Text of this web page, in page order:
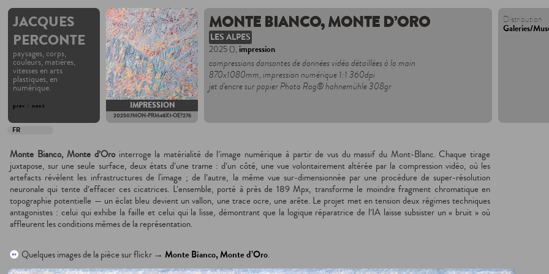
JACQUES
PERCONTE
paysages, corps,
couleurs, matières,
vitesses en arts
plastiques, en
numérique.
prev next IMPRESSION
202507MON-PRM48X1-OE?276
MONTE BIANCO, MONTE D’ORO
LES ALPES
2025 (), impression
compressions dansantes de données vidéo détaillées à la main
870x1080mm, impression numérique 1:1 360dpi
jet d'encre sur papier Photo Rag® hahnemühle 308gr
Distribution
Galeries/
FR
Monte Bianco, Monte d’Oro interroge la matérialité de l’image numérique à partir de vus du massif du Mont-Blanc. Chaque tirage
juxtapose, sur une seule surface, deux états d’une trame : d’un côté, une vue volontairement altérée par la compression vidéo, où les
artefacts révèlent les infrastructures de l'image ; de l’autre, la même vue sur-dimensionnée par une procédure de super-résolution
neuronale qui tente d’effacer ces cicatrices. L’ensemble, porté à près de 189 Mpx, transforme le moindre fragment chromatique en
topographie potentielle — un éclat bleu devient un vallon, une trace ocre, une arête. Le projet met en tension deux régimes techniques
antagonistes : celui qui exhibe la faille et celui qui la lisse, démontrant que la logique réparatrice de l’IA laisse subsister un « bruit » où
affleurent les conditions mêmes de la représentation.
Quelques images de la pièce sur flickr → Monte Bianco, Monte d’Oro.